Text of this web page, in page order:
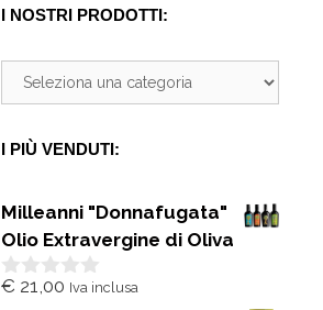
I NOSTRI PRODOTTI:
I PIÙ VENDUTI:
Milleanni "Donnafugata"
Olio Extravergine di Oliva
0
€ 21,00 Iva inclusa